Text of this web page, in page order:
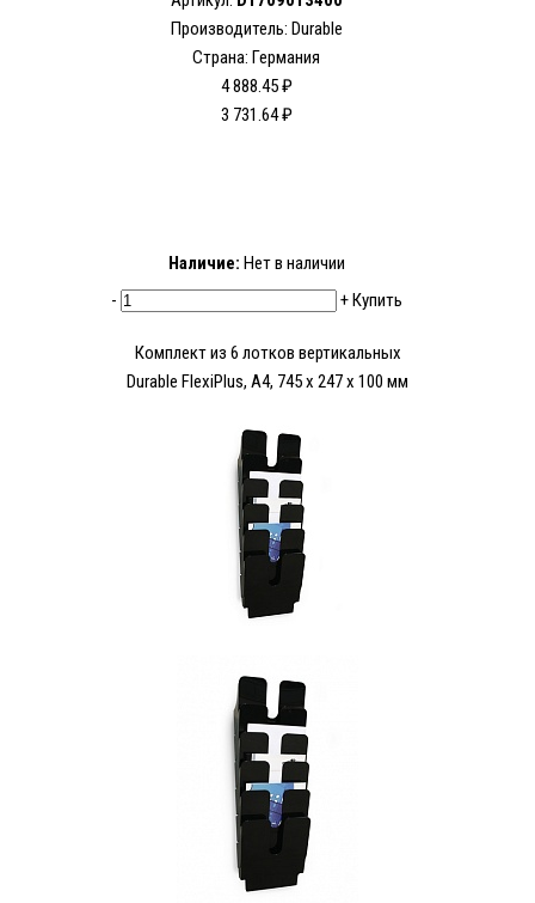
Производитель: Durable
Страна: Германия
4 888.45 ₽
3 731.64 ₽
Наличие: Нет в наличии
-
+Купить
Комплект из 6 лотков вертикальных
Durable FlexiPlus, A4, 745 x 247 x 100 мм